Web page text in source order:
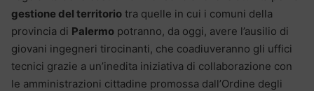
gestione del territorio tra quelle in cui i comuni della
provincia di Palermo potranno, da oggi, avere l’ausilio di
giovani ingegneri tirocinanti, che coadiuveranno gli uffici
tecnici grazie a un’inedita iniziativa di collaborazione con
le amministrazioni cittadine promossa dall’Ordine degli